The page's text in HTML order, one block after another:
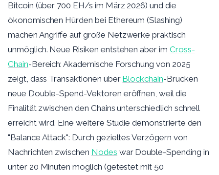
Bitcoin (über 700 EH/s im März 2026) und die
ökonomischen Hürden bei Ethereum (Slashing)
machen Angriffe auf große Netzwerke praktisch
unmöglich. Neue Risiken entstehen aber im Cross-
Chain-Bereich: Akademische Forschung von 2025
zeigt, dass Transaktionen über Blockchain-Brücken
neue Double-Spend-Vektoren eröffnen, weil die
Finalität zwischen den Chains unterschiedlich schnell
erreicht wird. Eine weitere Studie demonstrierte den
"Balance Attack": Durch gezieltes Verzögern von
Nachrichten zwischen Nodes war Double-Spending in
unter 20 Minuten möglich (getestet mit 50